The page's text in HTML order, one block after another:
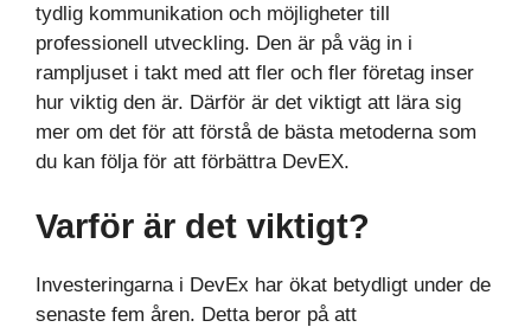
tydlig kommunikation och möjligheter till
professionell utveckling. Den är på väg in i
rampljuset i takt med att fler och fler företag inser
hur viktig den är. Därför är det viktigt att lära sig
mer om det för att förstå de bästa metoderna som
du kan följa för att förbättra DevEX.
Varför är det viktigt?
Investeringarna i DevEx har ökat betydligt under de
senaste fem åren. Detta beror på att